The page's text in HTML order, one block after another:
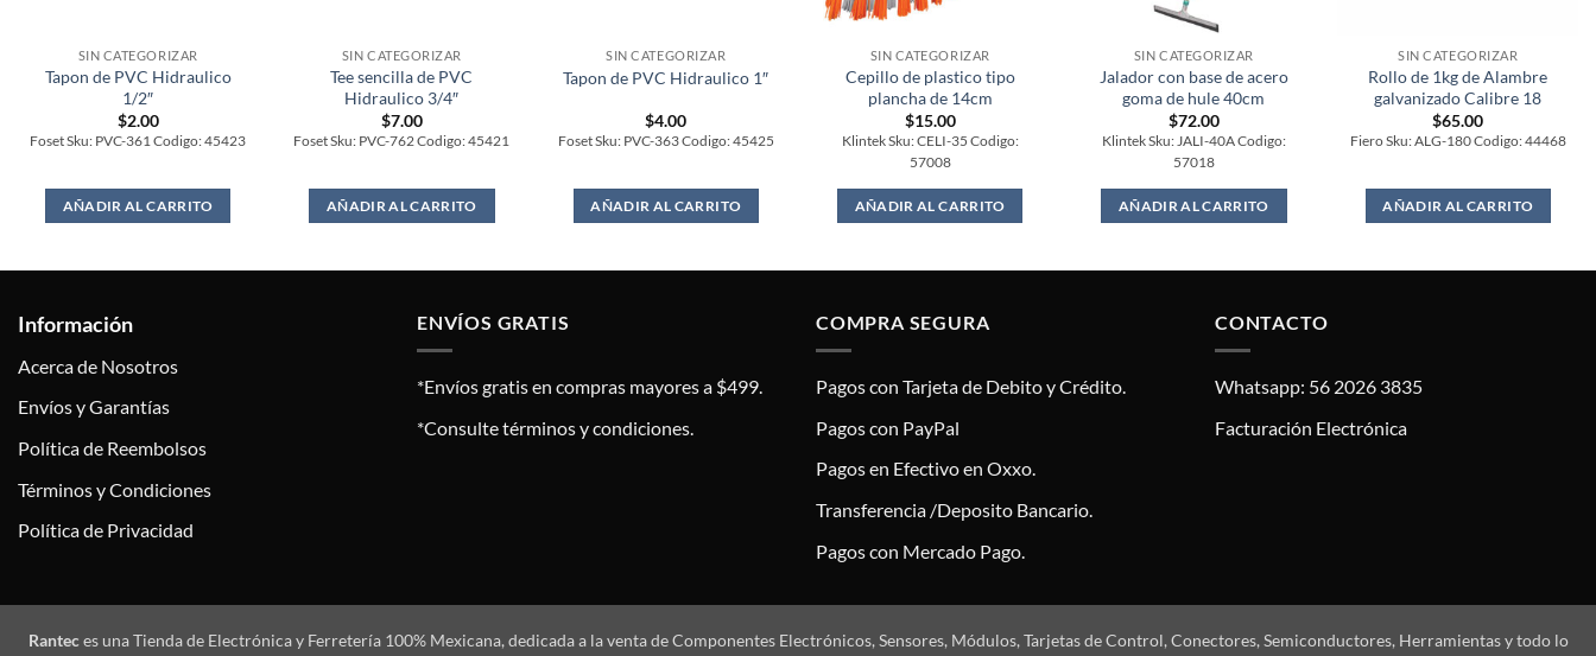
SIN CATEGORIZAR
Tapon de PVC Hidraulico
1/2″
$2.00
Foset Sku: PVC-361 Codigo: 45423
AÑADIR AL CARRITO
SIN CATEGORIZAR
Tee sencilla de PVC
Hidraulico 3/4″
$7.00
Foset Sku: PVC-762 Codigo: 45421
AÑADIR AL CARRITO
SIN CATEGORIZAR
Tapon de PVC Hidraulico 1″
$4.00
Foset Sku: PVC-363 Codigo: 45425
AÑADIR AL CARRITO
SIN CATEGORIZAR
Cepillo de plastico tipo
plancha de 14cm
$15.00
Klintek Sku: CELI-35 Codigo:
57008
AÑADIR AL CARRITO
SIN CATEGORIZAR
Jalador con base de acero
goma de hule 40cm
$72.00
Klintek Sku: JALI-40A Codigo:
57018
AÑADIR AL CARRITO
SIN CATEGORIZAR
Rollo de 1kg de Alambre
galvanizado Calibre 18
$65.00
Fiero Sku: ALG-180 Codigo: 44468
AÑADIR AL CARRITO
Información
Acerca de Nosotros
Envíos y Garantías
Política de Reembolsos
Términos y Condiciones
Política de Privacidad
ENVÍOS GRATIS
*Envíos gratis en compras mayores a $499.
*Consulte términos y condiciones.
COMPRA SEGURA
Pagos con Tarjeta de Debito y Crédito.
Pagos con PayPal
Pagos en Efectivo en Oxxo.
Transferencia /Deposito Bancario.
Pagos con Mercado Pago.
CONTACTO
Whatsapp: 56 2026 3835
Facturación Electrónica
Ranteces una Tienda de Electrónica y Ferretería 100% Mexicana, dedicada a la venta de Componentes Electrónicos, Sensores, Módulos, Tarjetas de Control, Conectores, Semiconductores, Herramientas y todo lo